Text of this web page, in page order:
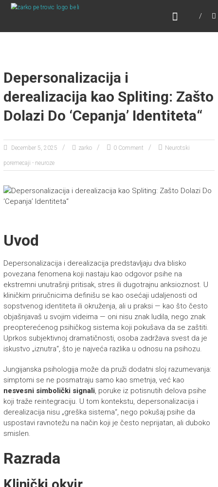
SkipONLINE PSIHOTERAPIJA
Depersonalizacija i
derealizacija kao Spliting: Zašto
Dolazi Do ‘Cepanja’ Identiteta“
December 5, 2025 zarko 0 Comment Neurotski
poremecaji - neuroze
Uvod
Depersonalizacija i derealizacija predstavljaju dva blisko
povezana fenomena koji nastaju kao odgovor psihe na
ekstremni unutrašnji pritisak, stres ili dugotrajnu anksioznost. U
kliničkim priručnicima definišu se kao osećaji udaljenosti od
sopstvenog identiteta ili okruženja, ali u praksi — kao što često
objašnjavaš u svojim videima — oni nisu znak ludila, nego znak
preopterećenog psihičkog sistema koji pokušava da se zaštiti.
Uprkos subjektivnoj dramatičnosti, osoba zadržava svest da je
iskustvo „iznutra“, što je najveća razlika u odnosu na psihozu.
Jungijanska psihologija može da pruži dodatni sloj razumevanja:
simptomi se ne posmatraju samo kao smetnja, već kao
nesvesni simbolički signali, poruke iz potisnutih delova psihe
koji traže reintegraciju. U tom kontekstu, depersonalizacija i
derealizacija nisu „greška sistema“, nego pokušaj psihe da
uspostavi ravnotežu na način koji je često neprijatan, ali duboko
smislen.
Razrada